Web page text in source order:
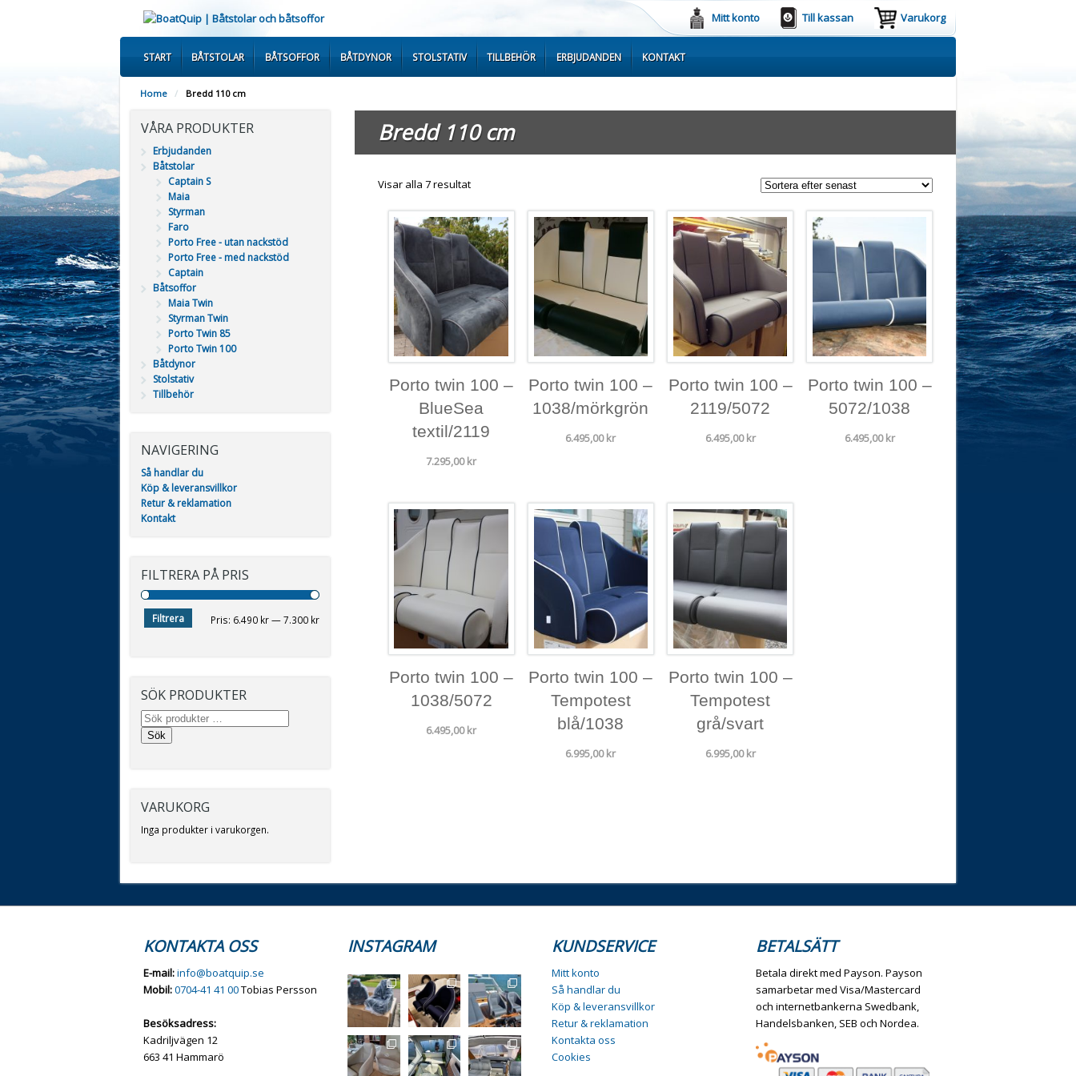
Varukorg
Till kassan
Mitt konto
START BÅTSTOLAR BÅTSOFFOR BÅTDYNOR STOLSTATIV TILLBEHÖR ERBJUDANDEN KONTAKT
Home / Bredd 110 cm
Bredd 110 cm
Visar alla 7 resultatSortera
senaste
Porto twin 100 –
BlueSea
textil/2119
7.295,00kr
Porto twin 100 –
1038/mörkgrön
6.495,00kr
Porto twin 100 –
2119/5072
6.495,00kr
Porto twin 100 –
5072/1038
6.495,00kr
Porto twin 100 –
1038/5072
6.495,00kr
Porto twin 100 –
Tempotest
blå/1038
6.995,00kr
Porto twin 100 –
Tempotest
grå/svart
6.995,00kr
VÅRA PRODUKTER
Erbjudanden
Båtstolar
Captain S
Maia
Styrman
Faro
Porto Free - utan nackstöd
Porto Free - med nackstöd
Captain
Båtsoffor
Maia Twin
Styrman Twin
Porto Twin 85
Porto Twin 100
Båtdynor
Stolstativ
Tillbehör
NAVIGERING
Så handlar du
Köp & leveransvillkor
Retur & reklamation
Kontakt
FILTRERA PÅ PRIS
Min
Max
Filtrera Pris: 6.490 kr—7.300 kr
SÖK PRODUKTER
Sök
VARUKORG
Inga produkter i varukorgen.
KONTAKTA OSS
E-mail:info@boatquip.se
Mobil:0704-41 41 00Tobias Persson
Besöksadress:
Kadriljvägen 12
663 41 Hammarö
INSTAGRAM KUNDSERVICE
Mitt konto
Så handlar du
Köp & leveransvillkor
Retur & reklamation
Kontakta oss
Cookies
BETALSÄTT
Betala direkt med Payson. Payson
samarbetar med Visa/Mastercard
och internetbankerna Swedbank,
Handelsbanken, SEB och Nordea.